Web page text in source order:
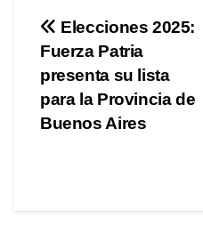
Navegación
de
entradas
Elecciones 2025:
Fuerza Patria
presenta su lista
para la Provincia de
Buenos Aires